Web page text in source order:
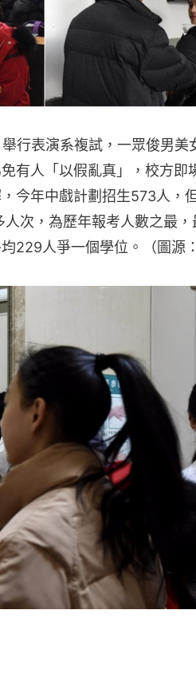
行表演系複試，一眾俊男美
有人「以假亂真」，校方即
今年中戲計劃招生573人，
次，為歷年報考人數之最
229人爭一個學位。（圖源